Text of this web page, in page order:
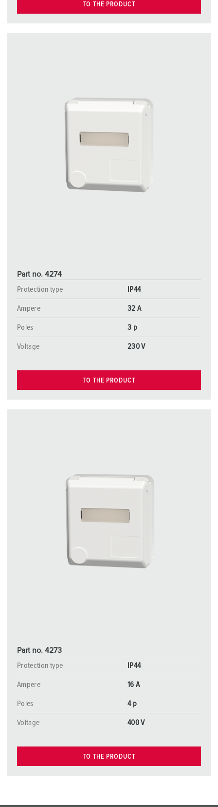
TO THE PRODUCT
Part no. 4274
Protection type
IP44
Ampere 32 A
Poles 3 p
Voltage 230 V
TO THE PRODUCT
Part no. 4273
Protection type
IP44
Ampere 16 A
Poles 4 p
Voltage 400 V
TO THE PRODUCT